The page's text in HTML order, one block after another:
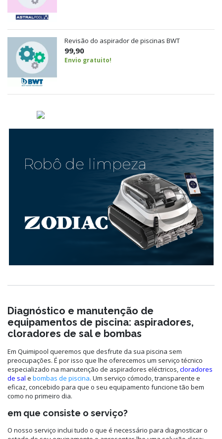
Revisão do aspirador de piscinas BWT
99,90
Envio gratuito!
Diagnóstico e manutenção de
equipamentos de piscina: aspiradores,
cloradores de sal e bombas
Em Quimipool queremos que desfrute da sua piscina sem
preocupações. É por isso que lhe oferecemos um serviço técnico
especializado na manutenção de aspiradores eléctricos, cloradores
de sal e bombas de piscina. Um serviço cómodo, transparente e
eficaz, concebido para que o seu equipamento funcione tão bem
como no primeiro dia.
em que consiste o serviço?
O nosso serviço inclui tudo o que é necessário para diagnosticar o